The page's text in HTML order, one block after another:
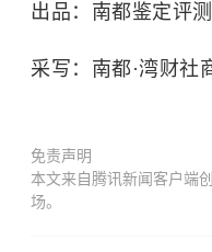
出品：南都鉴定评
采写：南都·湾财社
免责声明
本文来自腾讯新闻客户端
场。